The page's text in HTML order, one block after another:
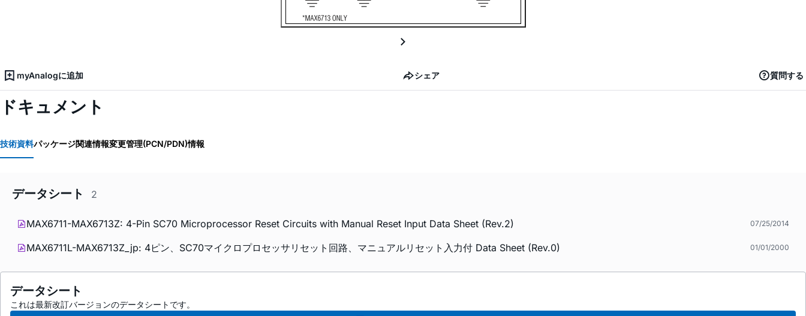
myAnalogに追加 シェア 質問する
ドキュメント
技術資料パッケージ関連情報変更管理(PCN/PDN)情報
データシート 2
MAX6711-MAX6713Z: 4-Pin SC70 Microprocessor Reset Circuits with Manual Reset Input Data Sheet (Rev.2) 07/25/2014
MAX6711L-MAX6713Z_jp: 4ピン、SC70マイクロプロセッサリセット回路、マニュアルリセット入力付 Data Sheet (Rev.0) 01/01/2000
データシート
これは最新改訂バージョンのデータシートです。